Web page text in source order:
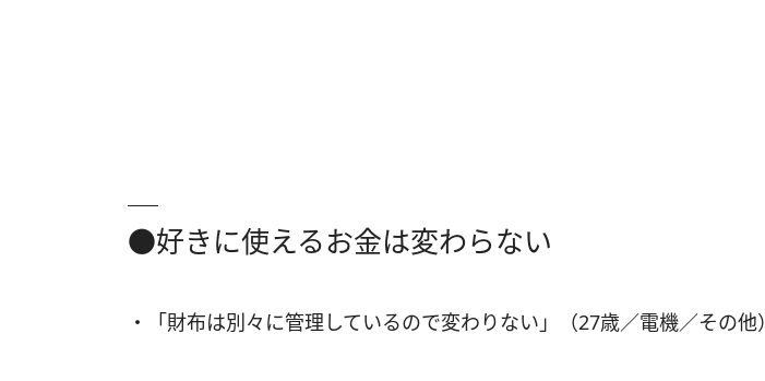
●好きに使えるお金は変わらない
・「財布は別々に管理しているので変わりない」（27歳／電機／その他）